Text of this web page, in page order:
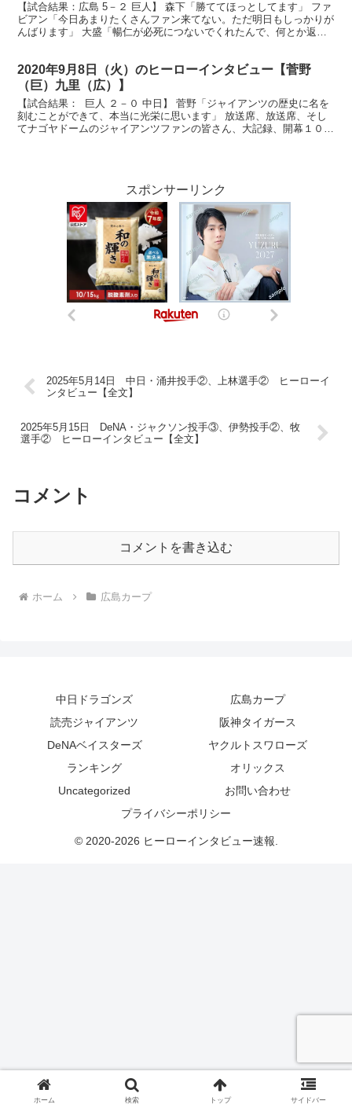
【試合結果：広島 5－２ 巨人】 森下「勝ててほっとしてます」 ファ
ビアン「今日あまりたくさんファン来てない。ただ明日もしっかりが
んばります」 大盛「暢仁が必死につないでくれたんで、何とか返し
2020年9月8日（火）のヒーローインタビュー【菅野
（巨）九里（広）】
【試合結果： 巨人 ２－０ 中日】 菅野「ジャイアンツの歴史に名を
刻むことができて、本当に光栄に思います」 放送席、放送席、そし
てナゴヤドームのジャイアンツファンの皆さん、大記録、開幕１０連
スポンサーリンク
2025年5月14日 中日・涌井投手②、上林選手② ヒーローイ
ンタビュー【全文】
2025年5月15日 DeNA・ジャクソン投手③、伊勢投手②、牧
選手② ヒーローインタビュー【全文】
コメント
コメントを書き込む
ホーム 広島カープ
中日ドラゴンズ
広島カープ
読売ジャイアンツ
阪神タイガース
DeNAベイスターズ
ヤクルトスワローズ
ランキング
オリックス
Uncategorized
お問い合わせ
プライバシーポリシー
© 2020-2026 ヒーローインタビュー速報.
ホーム 検索 トップ サイドバー